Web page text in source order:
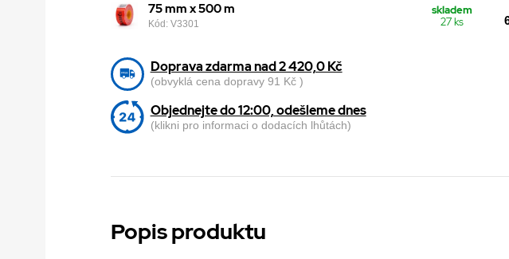
75 mm x 500 m
Kód: V3301
skladem
27 ks
Doprava zdarma nad 2 420,0 Kč
(obvyklá cena dopravy 91 Kč )
Objednejte do 12:00, odešleme dnes
(klikni pro informaci o dodacích lhůtách)
Popis produktu